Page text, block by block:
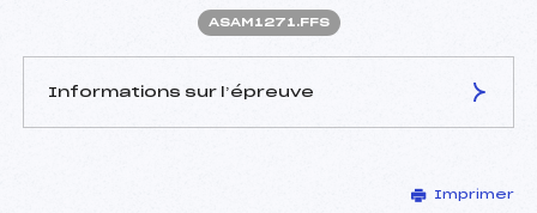
ASAM1271.FFS
Informations sur l’épreuve
MARIN LAMELLET
Imprimer